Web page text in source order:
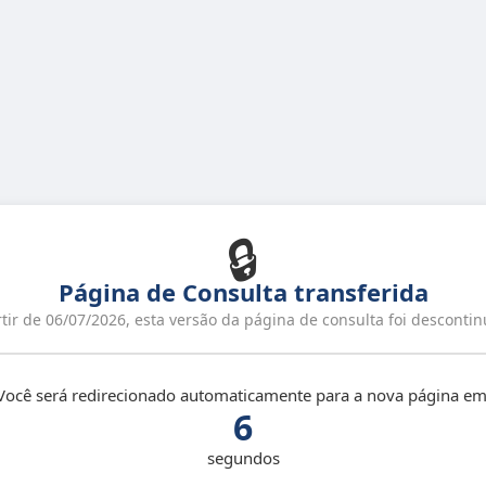
🔒
Página de Consulta transferida
de 06/07/2026, esta versão da página de consulta foi
será redirecionado automaticamente para a nova página
6
segundos